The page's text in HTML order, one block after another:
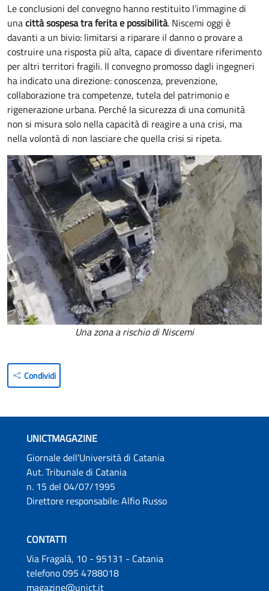
Le conclusioni del convegno hanno restituito l’immagine di
unacittà sospesa tra ferita e possibilità. Niscemi oggi è
davanti a un bivio: limitarsi a riparare il danno o provare a
costruire una risposta più alta, capace di diventare riferimento
per altri territori fragili. Il convegno promosso dagli ingegneri
ha indicato una direzione: conoscenza, prevenzione,
collaborazione tra competenze, tutela del patrimonio e
rigenerazione urbana. Perché la sicurezza di una comunità
non si misura solo nella capacità di reagire a una crisi, ma
nella volontà di non lasciare che quella crisi si ripeta.
Una zona a rischio di Niscemi
Condividi
UNICTMAGAZINE
Giornale dell'Università di Catania
Aut. Tribunale di Catania
n. 15 del 04/07/1995
Direttore responsabile: Alfio Russo
CONTATTI
Via Fragalà, 10 - 95131 - Catania
telefono 095 4788018
magazine@unict.it